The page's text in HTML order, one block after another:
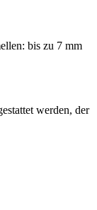
bis zu 7 mm
werden, der